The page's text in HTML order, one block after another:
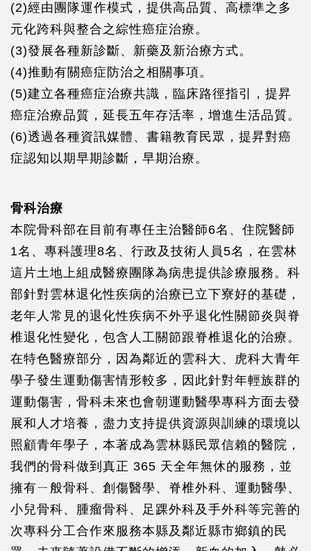
(2)經由團隊運作模式，提供高品質、高標準之多
元化跨科與整合之綜性癌症治療。
(3)發展各種新診斷、新藥及新治療方式。
(4)推動有關癌症防治之相關事項。
(5)建立各種癌症治療共識，臨床路徑指引，提昇
癌症治療品質，延長五年存活率，增進生活品質。
(6)透過各種資訊媒體、書籍教育民眾，提昇對癌
症認知以期早期診斷，早期治療。
骨科治療
本院骨科部在目前有專任主治醫師6名、住院醫師
1名、專科護理8名、行政及技術人員5名，在雲林
這片土地上組成醫療團隊為病患提供診療服務。科
部針對雲林退化性疾病的治療已立下寮好的基礎，
老年人常見的退化性疾病不外乎退化性關節炎與脊
椎退化性變化，包含人工關節跟脊椎退化的治療。
在特色醫療部分，因為鄰近的雲科大、虎科大青年
學子發生運動傷害情形較多，因此針對年輕族群的
運動傷害，骨科未來也會朝運動醫學專科方面去發
展和人才培養，盡力支持提供資源與訓練的環境以
照顧青年學子，本著成為雲林縣民眾信賴的醫院，
我們的骨科做到真正 365 天全年無休的服務，並
擁有ㄧ般骨科、創傷醫學、脊椎外科、運動醫學、
小兒骨科、腫瘤骨科、足踝外科及手外科等完善的
次專科分工合作來服務本縣及鄰近縣市鄉鎮的民